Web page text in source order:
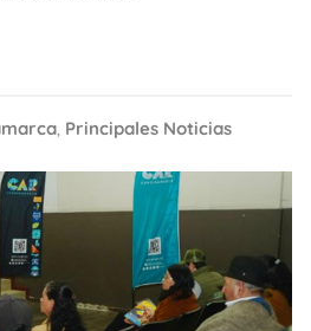
, Principales Noticias